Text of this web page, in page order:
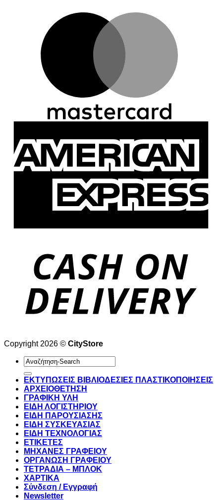
Copyright 2026 © CityStore
Αναζήτηση
για:
ΕΚΤΥΠΩΣΕΙΣ ΒΙΒΛΙΟΔΕΣΙΕΣ ΠΛΑΣΤΙΚΟΠΟΙΗΣΕΙΣ
ΑΡΧΕΙΟΘΕΤΗΣΗ
ΓΡΑΦΙΚΗ ΥΛΗ
ΕΙΔΗ ΛΟΓΙΣΤΗΡΙΟΥ
ΕΙΔΗ ΠΑΡΟΥΣΙΑΣΗΣ
ΕΙΔΗ ΣΥΣΚΕΥΑΣΙΑΣ
ΕΙΔΗ ΤΕΧΝΟΛΟΓΙΑΣ
ΕΤΙΚΕΤΕΣ
ΜΗΧΑΝΕΣ ΓΡΑΦΕΙΟΥ
ΟΡΓΑΝΩΣΗ ΓΡΑΦΕΙΟΥ
ΤΕΤΡΑΔΙΑ – ΜΠΛΟΚ
ΧΑΡΤΙΚΑ
Σύνδεση / Εγγραφή
Newsletter